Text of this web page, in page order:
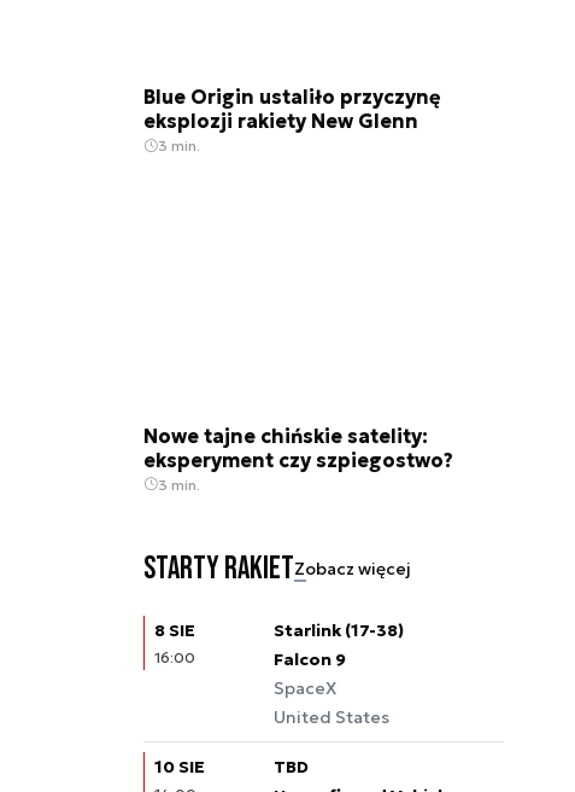
Blue Origin ustaliło przyczynę
eksplozji rakiety New Glenn
3 min.
Nowe tajne chińskie satelity:
eksperyment czy szpiegostwo?
3 min.
Starty rakietZobacz więcej
8 SIE
16:00
Starlink (17-38)
Falcon 9
SpaceX
United States
10 SIE
TBD